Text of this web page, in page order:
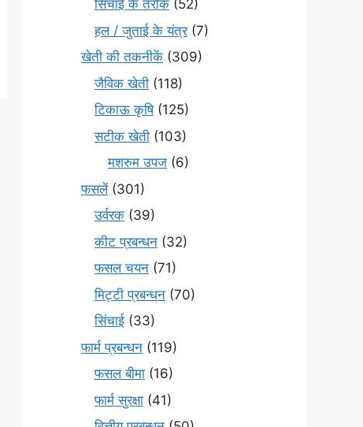
सिंचाई के तरीके (52)
हल / जुताई के यंत्र(7)
खेती की तकनीकें (309)
जैविक खेती (118)
टिकाऊ कृषि(125)
सटीक खेती (103)
मशरुम उपज (6)
फसलें(301)
उर्वरक (39)
कीट प्रबन्धन (32)
फसल चयन (71)
मि‌ट्टी प्रबन्धन (70)
सिंचाई (33)
फार्म प्रबन्धन (119)
फसल बीमा (16)
फार्म सुरक्षा (41)